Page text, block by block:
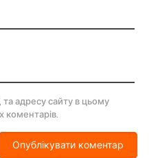
адресу сайту в цьому
коментарів.